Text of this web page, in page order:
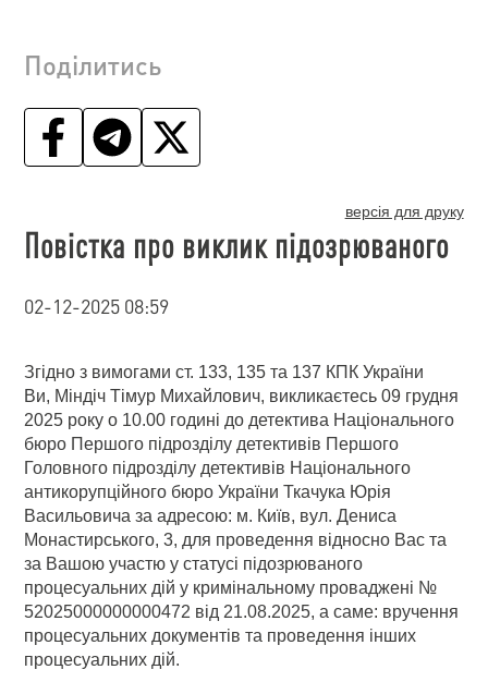
Поділитись
версія для друку
Повістка про виклик підозрюваного
02-12-2025 08:59
Згідно з вимогами ст. 133, 135 та 137 КПК України
Ви, Міндіч Тімур Михайлович, викликаєтесь 09 грудня
2025 року о 10.00 годині до детектива Національного
бюро Першого підрозділу детективів Першого
Головного підрозділу детективів Національного
антикорупційного бюро України Ткачука Юрія
Васильовича за адресою: м. Київ, вул. Дениса
Монастирського, 3, для проведення відносно Вас та
за Вашою участю у статусі підозрюваного
процесуальних дій у кримінальному проваджені №
52025000000000472 від 21.08.2025, а саме: вручення
процесуальних документів та проведення інших
процесуальних дій.